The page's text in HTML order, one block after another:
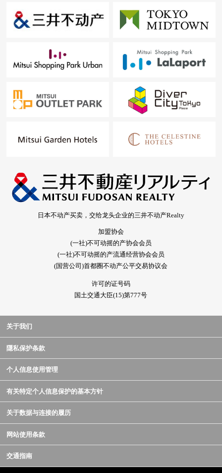
日本不动产买卖，交给龙头企业的三井不动产Realty
加盟协会
(一社)不可动摇的产协会会员
(一社)不可动摇的产流通经营协会会员
(国营公司)首都圈不动产公平交易协议会
许可的证号码
国土交通大臣(15)第777号
关于我们
隱私保护条款
个人信息使用管理
有关特定个人信息保护的基本方针
关于数据与连接的履历
网站使用条款
交通指南